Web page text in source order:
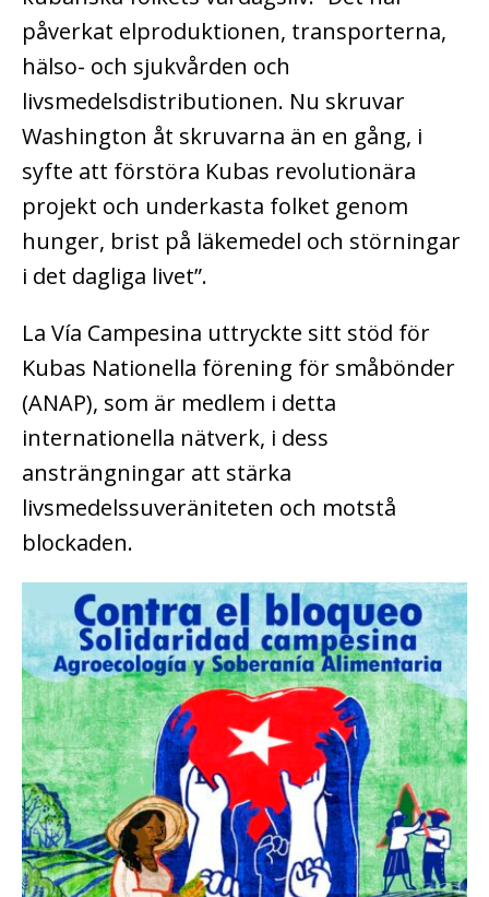
påverkat elproduktionen, transporterna,
hälso- och sjukvården och
livsmedelsdistributionen. Nu skruvar
Washington åt skruvarna än en gång, i
syfte att förstöra Kubas revolutionära
projekt och underkasta folket genom
hunger, brist på läkemedel och störningar
i det dagliga livet”.
La Vía Campesina uttryckte sitt stöd för
Kubas Nationella förening för småbönder
(ANAP), som är medlem i detta
internationella nätverk, i dess
ansträngningar att stärka
livsmedelssuveräniteten och motstå
blockaden.